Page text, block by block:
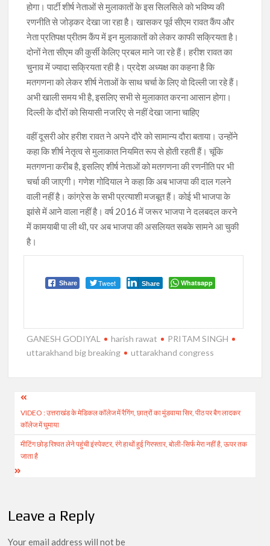
होगा। पार्टी शीर्ष नेताओं से मुलाकातों के इस सिलसिले को भविष्य की
रणनीति से जोड़कर देखा जा रहा है। खासकर पूर्व सीएम रावत कैंप और
नेता प्रतिपक्ष प्रीतम कैंप में इन मुलाकातों को लेकर काफी सक्रियता है।
दोनों नेता सीएम की कुर्सी केलिए प्रबल माने जा रहे हैं। हरीश रावत का
चुनाव में ज्यादा सक्रियता रही है। प्रदेश अध्यक्ष का कहना है कि
मतगणना को लेकर शीर्ष नेताओं के साथ चर्चा के लिए वो दिल्ली जा रहे हैं।
अभी खाली समय भी है, इसलिए सभी से मुलाकात करना आसान होगा।
दिल्ली के दौरों को सियासी नजरिए से नहीं देखा जाना चाहिए
वहीं दूसरी ओर हरीश रावत ने अपने दौरे को सामान्य दौरा बताया। उन्होंने
कहा कि शीर्ष नेतृत्व से मुलाकात नियमित रूप से होती रहती हैं। चूंकि
मतगणना करीब है, इसलिए शीर्ष नेताओं को मतगणना की रणनीति पर भी
चर्चा की जाएगी। गणेश गोदियाल ने कहा कि अब भाजपा की दाल गलने
वाली नहीं है। कांग्रेस के सभी प्रत्याशी मजबूत हैं। कोई भी भाजपा के
झांसे में आने वाला नहीं है। वर्ष 2016 में जरूर भाजपा ने दलबदल करने
में कामयाबी पा ली थी, पर अब भाजपा की असलियत सबके सामने आ चुकी
है।
Share Tweet Share Whatsapp
GANESH GODIYAL harish rawat
PRITAM SINGH
uttarakhand big breaking
uttarakhand congress
Post
navigation
VIDEO : उत्तराखंड के मेडिकल कॉलेज में रैगिंग, छात्रों का मुंडवाया सिर, पीठ पर बैग लादकर
कॉलेज में घुमाया
मीटिंग छोड़ रिश्वत लेने पहुंची इंस्पेक्टर, रंगे हाथों हुई गिरफ्तार, बोली-सिर्फ मेरा नहीं है, ऊपर तक
जाता है
Leave a Reply
Your email address will not be